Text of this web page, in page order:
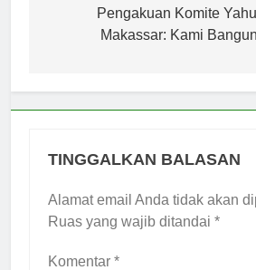
Pengakuan Komite
Makassar: Kami
TINGGALKAN BALASAN
Alamat email Anda tidak akan
Ruas yang wajib ditandai *
Komentar *